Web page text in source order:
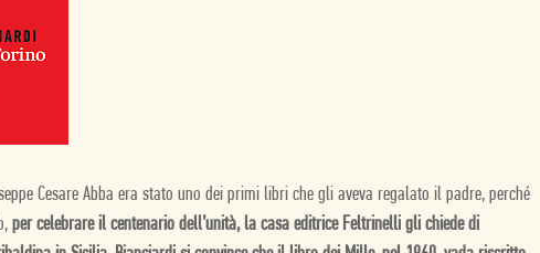
Cesare Abba era stato uno dei primi libri che gli aveva regalato il padre, perché
per celebrare il centenario dell’unità, la casa editrice Feltrinelli gli chiede di